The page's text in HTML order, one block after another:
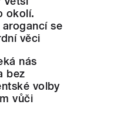
okolí.
se
věci
nás
bez
volby
vůči